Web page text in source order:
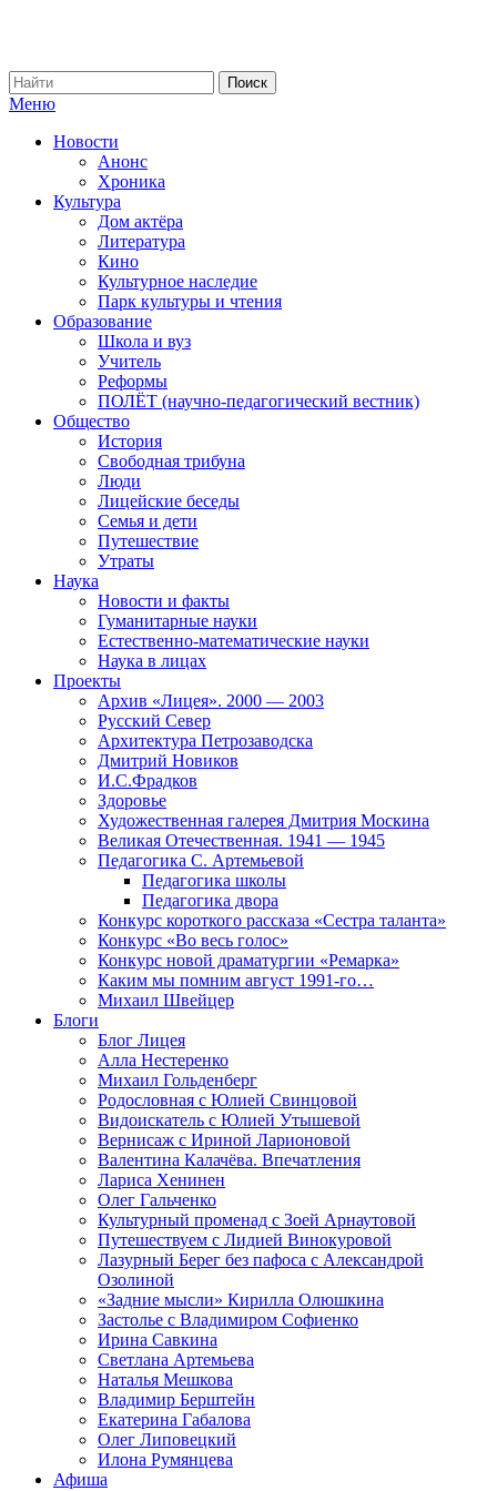
Меню
Новости
Анонс
Хроника
Культура
Дом актёра
Литература
Кино
Культурное наследие
Парк культуры и чтения
Образование
Школа и вуз
Учитель
Реформы
ПОЛЁТ (научно-педагогический вестник)
Общество
История
Свободная трибуна
Люди
Лицейские беседы
Семья и дети
Путешествие
Утраты
Наука
Новости и факты
Гуманитарные науки
Естественно-математические науки
Наука в лицах
Проекты
Архив «Лицея». 2000 — 2003
Русский Север
Архитектура Петрозаводска
Дмитрий Новиков
И.С.Фрадков
Здоровье
Художественная галерея Дмитрия Москина
Великая Отечественная. 1941 — 1945
Педагогика С. Артемьевой
Педагогика школы
Педагогика двора
Конкурс короткого рассказа «Сестра таланта»
Конкурс «Во весь голос»
Конкурс новой драматургии «Ремарка»
Каким мы помним август 1991-го…
Михаил Швейцер
Блоги
Блог Лицея
Алла Нестеренко
Михаил Гольденберг
Родословная с Юлией Свинцовой
Видоискатель с Юлией Утышевой
Вернисаж с Ириной Ларионовой
Валентина Калачёва. Впечатления
Лариса Хенинен
Олег Гальченко
Культурный променад с Зоей Арнаутовой
Путешествуем с Лидией Винокуровой
Лазурный Берег без пафоса с Александрой
Озолиной
«Задние мысли» Кирилла Олюшкина
Застолье с Владимиром Софиенко
Ирина Савкина
Светлана Артемьева
Наталья Мешкова
Владимир Берштейн
Екатерина Габалова
Олег Липовецкий
Илона Румянцева
Афиша